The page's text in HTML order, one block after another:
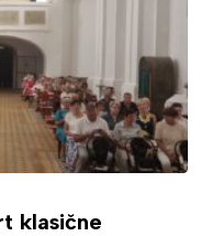
klasične